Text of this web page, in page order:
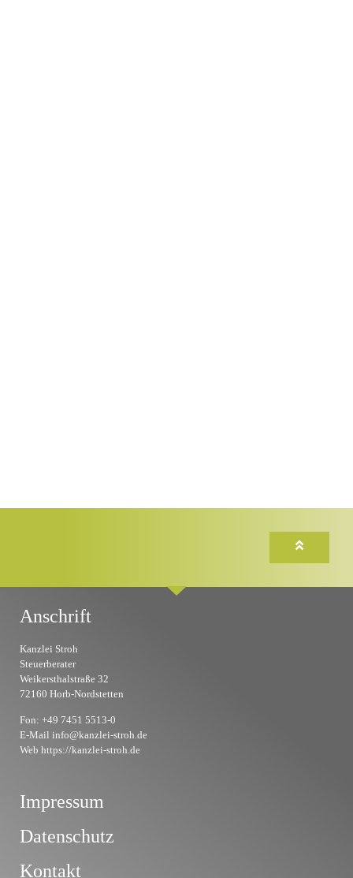
Anschrift
Kanzlei Stroh
Steuerberater
Weikersthalstraße 32
72160 Horb-Nordstetten
Fon: +49 7451 5513-0
E-Mail info@kanzlei-stroh.de
Web https://kanzlei-stroh.de
Impressum
Datenschutz
Kontakt